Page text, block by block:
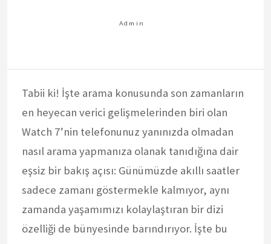
Tabii ki! İşte arama konusunda son zamanların
en heyecan verici gelişmelerinden biri olan
Watch 7’nin telefonunuz yanınızda olmadan
nasıl arama yapmanıza olanak tanıdığına dair
eşsiz bir bakış açısı: Günümüzde akıllı saatler
sadece zamanı göstermekle kalmıyor, aynı
zamanda yaşamımızı kolaylaştıran bir dizi
özelliği de bünyesinde barındırıyor. İşte bu